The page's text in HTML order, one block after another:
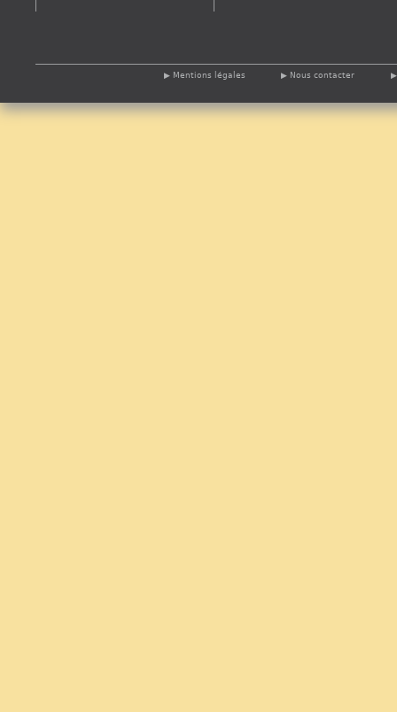
Mentions légales Nous contacter